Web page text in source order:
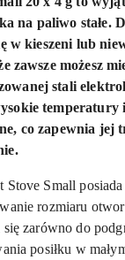
na paliwo stałe.
w kieszeni lub
zawsze możesz
stali
temperatury
co zapewnia jej
Stove Small
rozmiaru
zarówno do
posiłku w